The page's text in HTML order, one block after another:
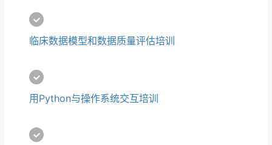
临床数据模型和数据质量评估培训
用Python与操作系统交互培训